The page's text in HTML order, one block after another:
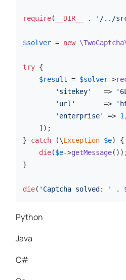
require( __DIR__ . '/../
$solver = new
try {
$result = $solver->
'sitekey'
   =>
'url'
       =>
'enterprise'
=> 1
    ]);
} catch (\Exception $e) {
die($e->getMessage
}
die( 'Captcha solved: ' .
Python
Java
C#